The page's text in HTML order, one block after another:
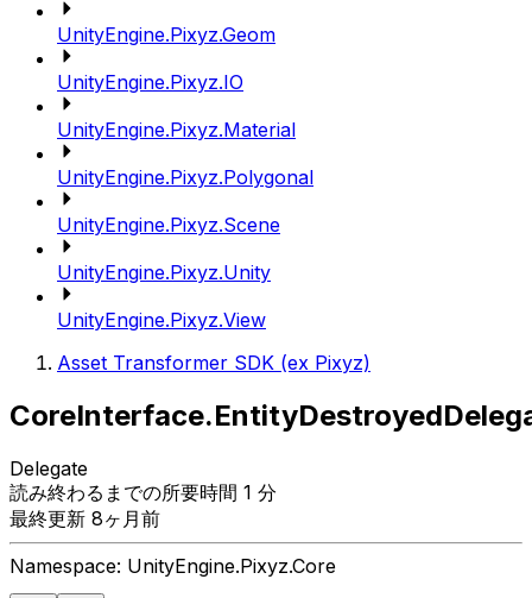
UnityEngine.Pixyz.Geom
UnityEngine.Pixyz.IO
UnityEngine.Pixyz.Material
UnityEngine.Pixyz.Polygonal
UnityEngine.Pixyz.Scene
UnityEngine.Pixyz.Unity
UnityEngine.Pixyz.View
Asset Transformer SDK (ex Pixyz)
Delegate
読み終わるまでの所要時間 1 分
最終更新 8ヶ月前
Namespace: UnityEngine.Pixyz.Core